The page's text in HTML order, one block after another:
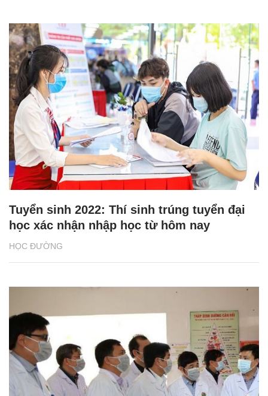
HỌC ĐƯỜNG
Tuyển sinh 2022: Thí sinh trúng tuyển đại
học xác nhận nhập học từ hôm nay